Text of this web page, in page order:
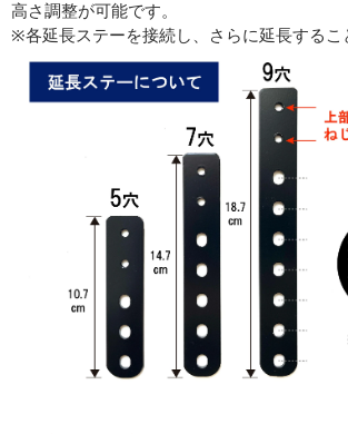
高さ調整が可能です。
※各延長ステーを接続し、さらに延長するこ